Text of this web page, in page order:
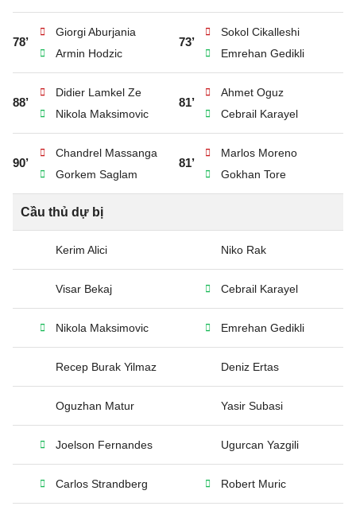
78’
Giorgi Aburjania
Armin Hodzic
73’
Sokol Cikalleshi
Emrehan Gedikli
88’
Didier Lamkel Ze
Nikola Maksimovic
81’
Ahmet Oguz
Cebrail Karayel
90’
Chandrel Massanga
Gorkem Saglam
81’
Marlos Moreno
Gokhan Tore
Cầu thủ dự bị
Kerim Alici Niko Rak
Visar Bekaj Cebrail Karayel
Nikola Maksimovic Emrehan Gedikli
Recep Burak Yilmaz Deniz Ertas
Oguzhan Matur Yasir Subasi
Joelson Fernandes Ugurcan Yazgili
Carlos Strandberg Robert Muric